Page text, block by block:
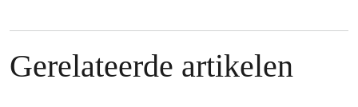
Gerelateerde artikelen